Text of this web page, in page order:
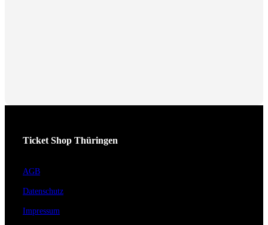
Ticket Shop Thüringen
AGB
Datenschutz
Impressum